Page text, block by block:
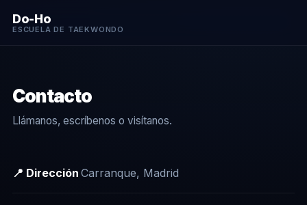
Do-Ho
ESCUELA DE TAEKWONDO
Contacto
Llámanos, escríbenos o visítanos.
📍 Dirección Carranque, Madrid